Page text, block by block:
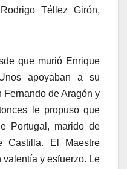
Téllez Girón,
que murió Enrique
apoyaban a su
Fernando de Aragón y
le propuso que
Portugal, marido de
Castilla. El Maestre
y esfuerzo. Le